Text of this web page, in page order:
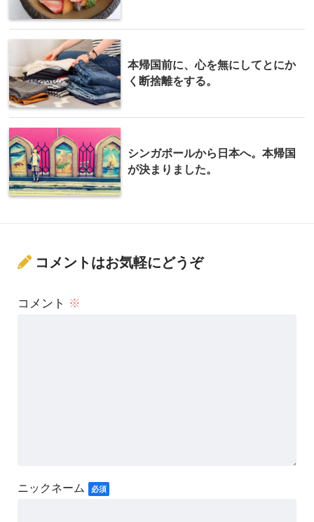
本帰国前に、心を無にしてとにか
く断捨離をする。
シンガポールから日本へ。本帰国
が決まりました。
コメントはお気軽にどうぞ
コメント ※